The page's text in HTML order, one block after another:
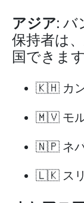
アジア: バ
保持者は
国できます
🇰🇭 カン
🇲🇻 モル
🇳🇵 ネパ
🇱🇰 スリ